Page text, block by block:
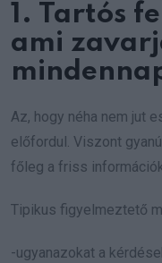
1. Tartós
ami
Az, hogy néha nem jut
előfordul. Viszont
főleg a friss
Tipikus figyelmeztető
-ugyanazokat a